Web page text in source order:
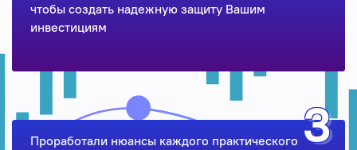
чтобы создать надежную защиту Вашим
инвестициям
Проработали нюансы каждого практического